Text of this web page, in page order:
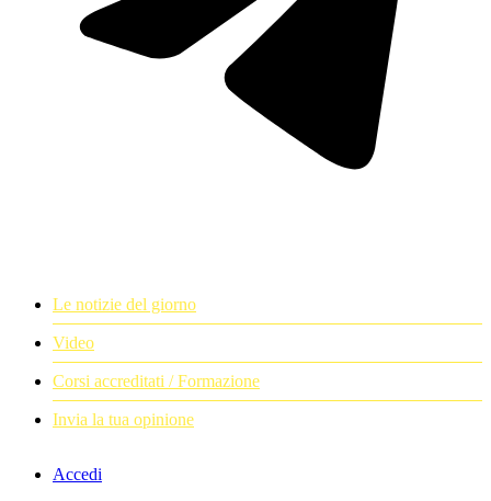
Le notizie del giorno
Video
Corsi accreditati / Formazione
Invia la tua opinione
Accedi